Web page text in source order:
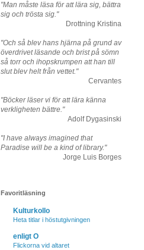
"Man måste läsa för att lära sig, bättra
sig och trösta sig."
Drottning Kristina
"Och så blev hans hjärna på grund av
överdrivet läsande och brist på sömn
så torr och ihopskrumpen att han till
slut blev helt från vettet."
Cervantes
"Böcker läser vi för att lära känna
verkligheten bättre."
Adolf Dygasinski
"I have always imagined that
Paradise will be a kind of library."
Jorge Luis Borges
Favoritläsning
Kulturkollo
Heta titlar i höstutgivningen
enligt O
Flickorna vid altaret